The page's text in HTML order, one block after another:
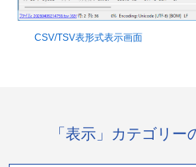
CSV/TSV表形式表示画面
「表示」カテゴリ